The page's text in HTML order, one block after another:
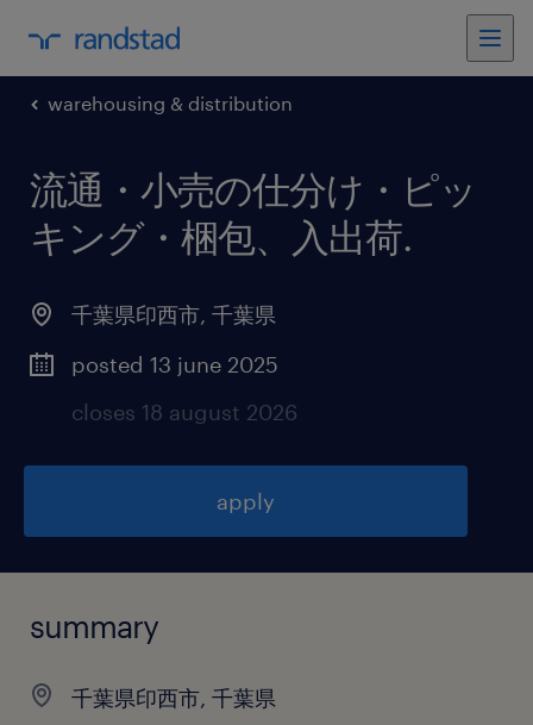
warehousing & distribution
流通・小売の仕分け・ピッ
キング・梱包、入出荷.
千葉県印西市, 千葉県
posted 13 june 2025
closes 18 august 2026
apply
summary
千葉県印西市, 千葉県